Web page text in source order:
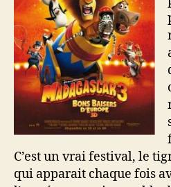
C’est un vrai festival, le
qui apparait chaque fois